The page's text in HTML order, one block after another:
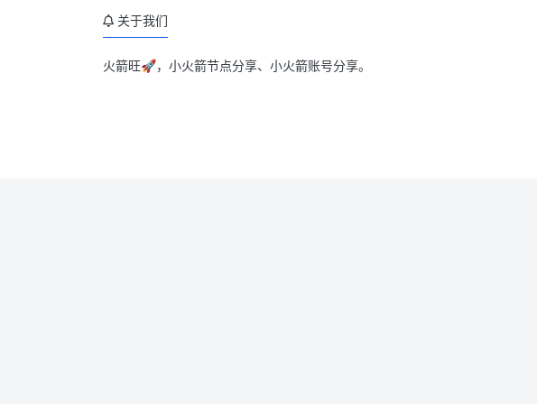
关于我们
火箭旺🚀，小火箭节点分享、小火箭账号分享。